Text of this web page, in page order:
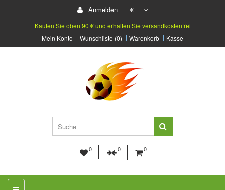
Anmelden
€
Kaufen Sie oben 90 € und erhalten Sie versandkostenfrei
Mein Konto
Wunschliste (0) Warenkorb Kasse
0 0 0